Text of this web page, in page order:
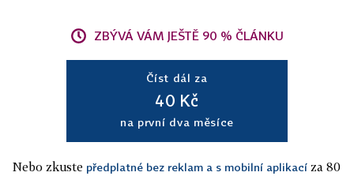
ZBÝVÁ VÁM JEŠTĚ 90 % ČLÁNKU
Číst dál za
40 Kč
na první dva měsíce
Nebo zkuste předplatné bez reklam a s mobilní aplikací za 80